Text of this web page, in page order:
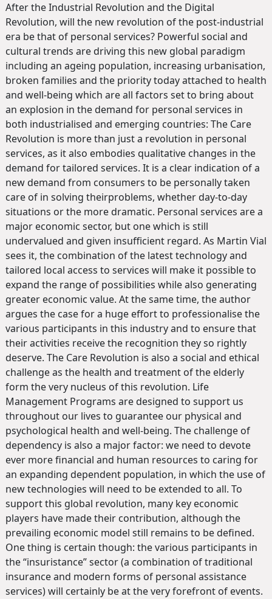
After the Industrial Revolution and the Digital
Revolution, will the new revolution of the post-industrial
era be that of personal services? Powerful social and
cultural trends are driving this new global paradigm
including an ageing population, increasing urbanisation,
broken families and the priority today attached to health
and well-being which are all factors set to bring about
an explosion in the demand for personal services in
both industrialised and emerging countries: The Care
Revolution is more than just a revolution in personal
services, as it also embodies qualitative changes in the
demand for tailored services. It is a clear indication of a
new demand from consumers to be personally taken
care of in solving theirproblems, whether day-to-day
situations or the more dramatic. Personal services are a
major economic sector, but one which is still
undervalued and given insufficient regard. As Martin Vial
sees it, the combination of the latest technology and
tailored local access to services will make it possible to
expand the range of possibilities while also generating
greater economic value. At the same time, the author
argues the case for a huge effort to professionalise the
various participants in this industry and to ensure that
their activities receive the recognition they so rightly
deserve. The Care Revolution is also a social and ethical
challenge as the health and treatment of the elderly
form the very nucleus of this revolution. Life
Management Programs are designed to support us
throughout our lives to guarantee our physical and
psychological health and well-being. The challenge of
dependency is also a major factor: we need to devote
ever more financial and human resources to caring for
an expanding dependent population, in which the use of
new technologies will need to be extended to all. To
support this global revolution, many key economic
players have made their contribution, although the
prevailing economic model still remains to be defined.
One thing is certain though: the various participants in
the “insuristance” sector (a combination of traditional
insurance and modern forms of personal assistance
services) will certainly be at the very forefront of events.